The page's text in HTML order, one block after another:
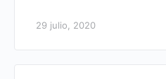
29 julio, 2020